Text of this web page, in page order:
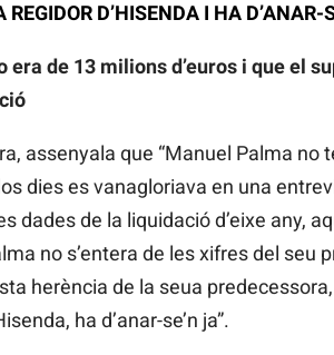
D’HISENDA I HA D’ANAR-
de 13 milions d’euros i que el
assenyala que “Manuel Palma
dies es vanagloriava en una
dades de la liquidació d’eixe any,
no s’entera de les xifres del seu
herència de la seua
ha d’anar-se’n ja”.